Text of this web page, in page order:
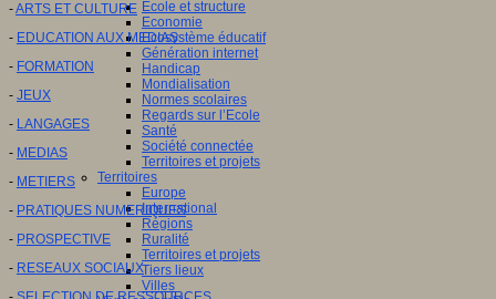
Ecole et structure
Economie
Ecosystème éducatif
Génération internet
Handicap
Mondialisation
Normes scolaires
Regards sur l’Ecole
Santé
Société connectée
Territoires et projets
Territoires
Europe
International
Régions
Ruralité
Territoires et projets
Tiers lieux
Villes
-ARTS ET CULTURE
- EDUCATION AUX MEDIAS
- FORMATION
- JEUX
- LANGAGES
- MEDIAS
- METIERS
- PRATIQUES NUMERIQUES
- PROSPECTIVE
- RESEAUX SOCIAUX